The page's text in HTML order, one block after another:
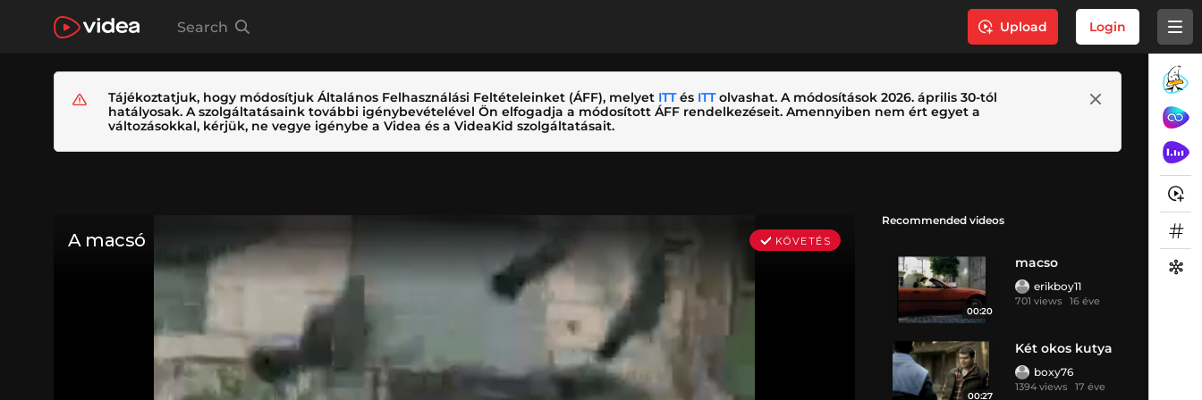
Search Upload Login
Tájékoztatjuk, hogy módosítjuk Általános Felhasználási Feltételeinket (ÁFF), melyet ITTés ITTolvashat. A módosítások 2026. április 30-tól
hatályosak. A szolgáltatásaink további igénybevételével Ön elfogadja a módosított ÁFF rendelkezéseit. Amennyiben nem ért egyet a
változásokkal, kérjük, ne vegye igénybe a Videa és a VideaKid szolgáltatásait.
Recommended videos
00:20
macso
erikboy11
701 views 16 éve
00:27
Két okos kutya
boxy76
1394 views 17 éve